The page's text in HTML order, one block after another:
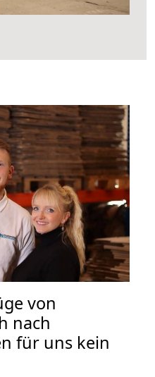
von
nach
für uns kein